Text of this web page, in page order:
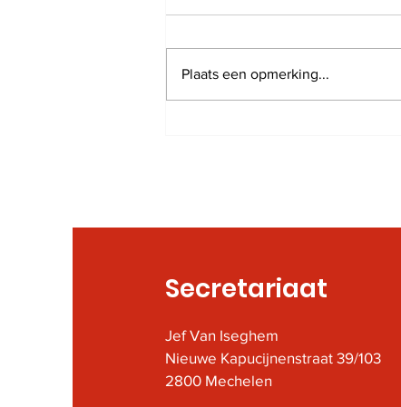
Plaats een opmerking...
Secretariaat
Jef Van Iseghem
Nieuwe Kapucijnenstraat 39/103
2800 Mechelen